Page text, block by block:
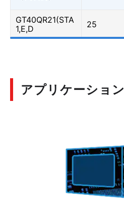
GT40QR21(STA
1,E,D
25
アプリケーション